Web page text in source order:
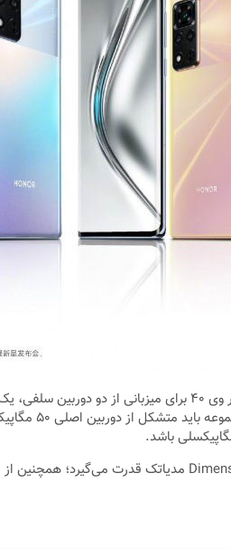
مثلا می‌دانیم صفحه نمایش خمیده‌ی آنر وی ۴۰ برای